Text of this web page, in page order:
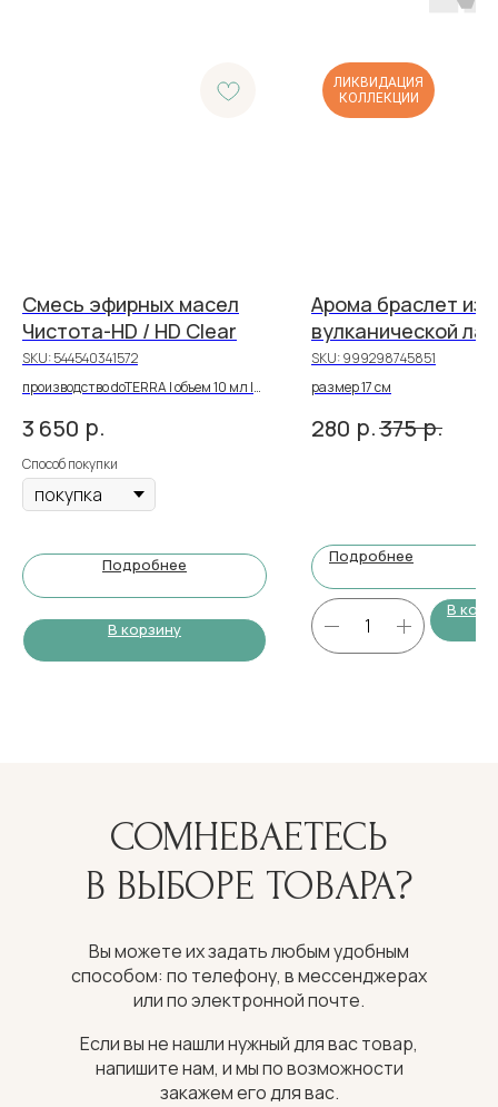
Смесь эфирных масел
Чистота-HD / HD Clear
SKU:544540341572
производство doTERRA | объем 10 мл |
3 650 р.
Способ покупки
Подробнее
В корзину
ЛИКВИДАЦИЯ
КОЛЛЕКЦИИ
Арома браслет из
вулканической
чакры
SKU:999298745851
размер 17 см
280 р.375 р.
Подробнее
В
СОМНЕВАЕТЕСЬ
В ВЫБОРЕ ТОВАРА?
Вы можете их задать любым удобным
способом: по телефону, в мессенджерах
или по электронной почте.
Если вы не нашли нужный для вас товар,
напишите нам, и мы по возможности
закажем его для вас.